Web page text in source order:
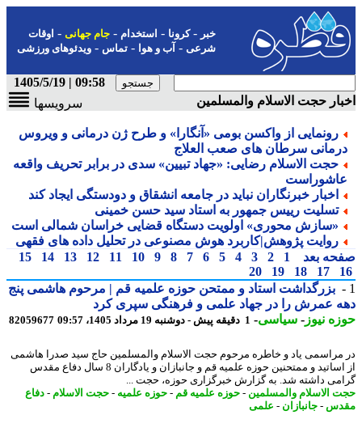
-کرونا-استخدام- جام جهانی-اوقات
شرعی-آب و هوا-تماس-ویدئوهای ورزشی
09:58 | 1405/5/19
حجت الاسلام والمسلمین
سرویسها
رونمایی از واکسن بومی «آنگارا» و طرح ژن درمانی و ویروس
سرطان های صعب العلاج
حجت الاسلام رضایی: «جهاد تبیین» سدی در برابر تحریف واقعه
اخبار خبرنگاران نباید در جامعه انشقاق و دودستگی ایجاد کند
تسلیت رییس جمهور به استاد سید حسن خمینی
«سازش محوری» اولویت دستگاه قضایی خراسان شمالی است
روایت پژوهش|کاربرد هوش مصنوعی در تحلیل داده های فقهی
بعد
1
2
3
4
5
6
7
8
9
10
11
12
13
14
15
17
18
19
20
بزرگداشت استاد و ممتحن حوزه علمیه قم | مرحوم هاشمی پنج
عمرش را در جهاد علمی و فرهنگی سپری کرد
نیوز-سیاسی-1 دقیقه پیش - دوشنبه 19 مرداد 1405، 09:57 82059677
یاد و خاطره مرحوم حجت الاسلام والمسلمین حاج سید صدرا هاشمی
از اساتید و ممتحنین حوزه علمیه قم و جانبازان و یادگاران 8 سال دفاع مقدس
داشته شد. به گزارش خبرگزاری حوزه، حجت ...
الاسلام والمسلمین-حوزه علمیه قم-حوزه علمیه-حجت الاسلام-دفاع
-جانبازان- علمی